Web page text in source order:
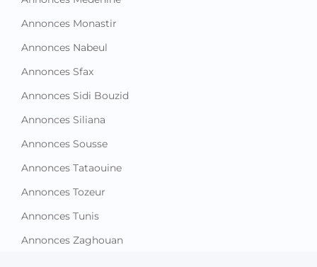
Annonces Monastir
Annonces Nabeul
Annonces Sfax
Annonces Sidi Bouzid
Annonces Siliana
Annonces Sousse
Annonces Tataouine
Annonces Tozeur
Annonces Tunis
Annonces Zaghouan